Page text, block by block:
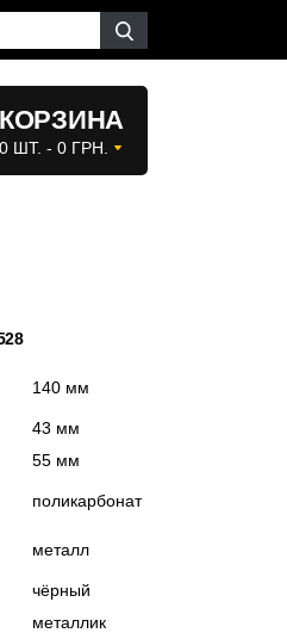
КОРЗИНА
0 ШТ. - 0 ГРН.
140 мм
43 мм
55 мм
поликарбонат
металл
чёрный
металлик